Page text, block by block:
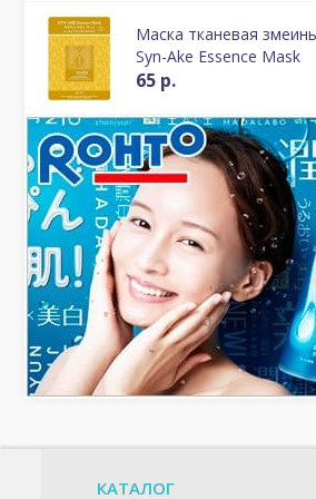
Маска тканевая
Syn-Ake Essence Mask
65 р.
КАТАЛОГ